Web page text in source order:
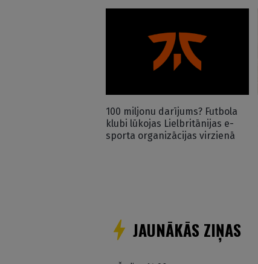
100 miljonu darījums? Futbola
klubi lūkojas Lielbritānijas e-
sporta organizācijas virzienā
JAUNĀKĀS ZIŅAS